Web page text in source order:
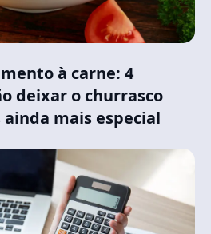
à carne: 4
deixar o churrasco
ainda mais especial